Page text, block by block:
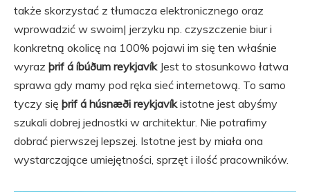
także skorzystać z tłumacza elektronicznego oraz
wprowadzić w swoim| jerzyku np. czyszczenie biur i
konkretną okolicę na 100% pojawi im się ten właśnie
wyraz þrif á íbúðum reykjavíkJest to stosunkowo łatwa
sprawa gdy mamy pod ręka sieć internetową. To samo
tyczy się þrif á húsnæði reykjavíkistotne jest abyśmy
szukali dobrej jednostki w architektur. Nie potrafimy
dobrać pierwszej lepszej. Istotne jest by miała ona
wystarczające umiejętności, sprzęt i ilość pracowników.